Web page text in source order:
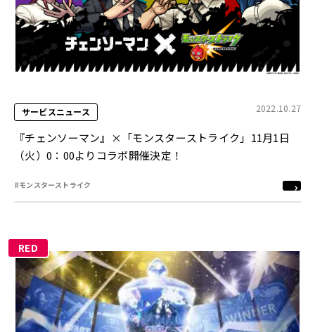
サービスニュース 2022.10.27
『チェンソーマン』×「モンスターストライク」11月1日
（火）0：00よりコラボ開催決定！
#モンスターストライク
RED